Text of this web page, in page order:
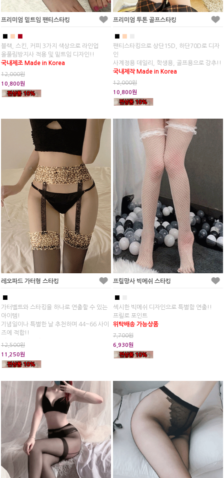
프리미엄 밑트임 팬티스타킹
■ ■ ■
블랙, 스킨, 커피 3가지 색상으로 라인업
올풀림방지사 적용 및 밑트임 디자인!!
국내제조 Made in Korea
12,000원
10,800원
프리미엄 투톤 골프스타킹
■ ■
팬티스타킹으로 상단15D, 하단70D로 디자
인
사계정용 데일리, 학생용, 골프용으로 강추!!
국내제작 Made in Korea
12,000원
10,800원
레오파드 가터형 스타킹
■
가터벨트와 스타킹을 하나로 연출할 수 있는
아이템!
기념일이나 특별한 날 추천하며 44~66 사이
즈에 적합!!
위탁배송 가능상품
12,500원
11,250원
프릴망사 빅메쉬 스타킹
■
섹시한 빅메쉬 디자인으로 특별함 연출!!
프릴로 포인트
위탁배송 가능상품
7,700원
6,930원